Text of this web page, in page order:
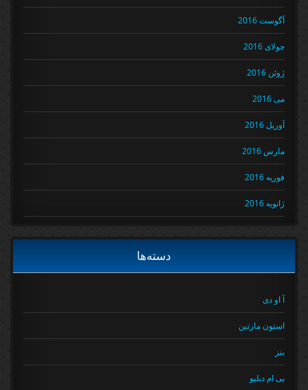
آگوست 2016
جولای 2016
ژوئن 2016
می 2016
آوریل 2016
مارس 2016
فوریه 2016
ژانویه 2016
دسته‌ها
آ او دی
استون مارتین
بی ام دبلیو